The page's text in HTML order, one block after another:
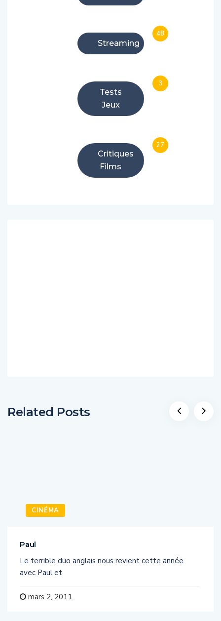
Streaming
48
Tests
Jeux
3
Critiques
Films
27
Related Posts
CINÉMA
Paul
Le terrible duo anglais nous revient cette année
avec Paul et
mars 2, 2011